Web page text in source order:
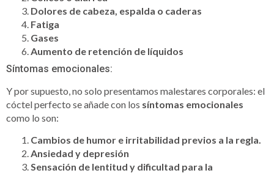
Dolores de cabeza, espalda o caderas
Fatiga
Gases
Aumento de retención de líquidos
Síntomas emocionales:
Y por supuesto, no solo presentamos malestares corporales: el
cóctel perfecto se añade con los síntomas emocionales
como lo son:
Cambios de humor e irritabilidad previos a la regla.
Ansiedad y depresión
Sensación de lentitud y dificultad para la